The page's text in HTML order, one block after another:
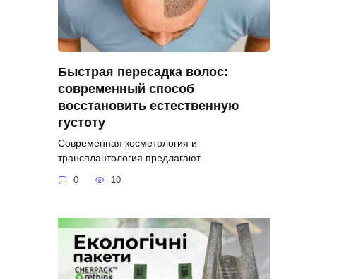
Быстрая пересадка волос:
современный способ
восстановить естественную
густоту
Современная косметология и
трансплантология предлагают
0 10